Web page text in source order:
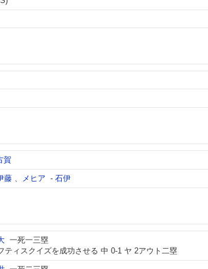
賀
藤 、 メヒア - 石伊
一死一三塁
ティスクイズを成功させる 中 0-1 ヤ 2アウト二塁